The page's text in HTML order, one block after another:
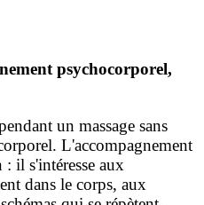
psychocorporel,
un massage sans
L'accompagnement
il s'intéresse aux
dans le corps, aux